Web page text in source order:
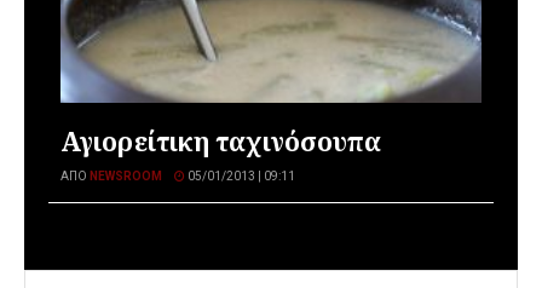
Αγιορείτικη ταχινόσουπα
ΑΠΌ NEWSROOM 05/01/2013 | 09:11